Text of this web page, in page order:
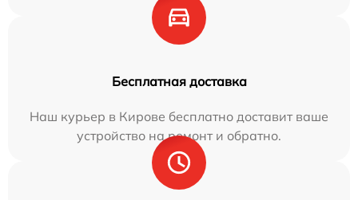
Бесплатная доставка
Наш курьер в Кирове бесплатно доставит ваше
устройство на ремонт и обратно.